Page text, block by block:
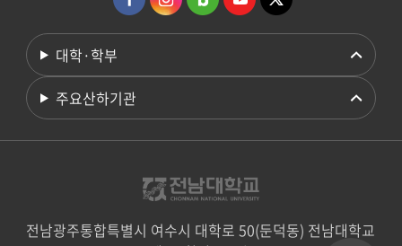
대학·학부
주요산하기관
전남광주통합특별시 여수시 대학로 50(둔덕동) 전남대학교